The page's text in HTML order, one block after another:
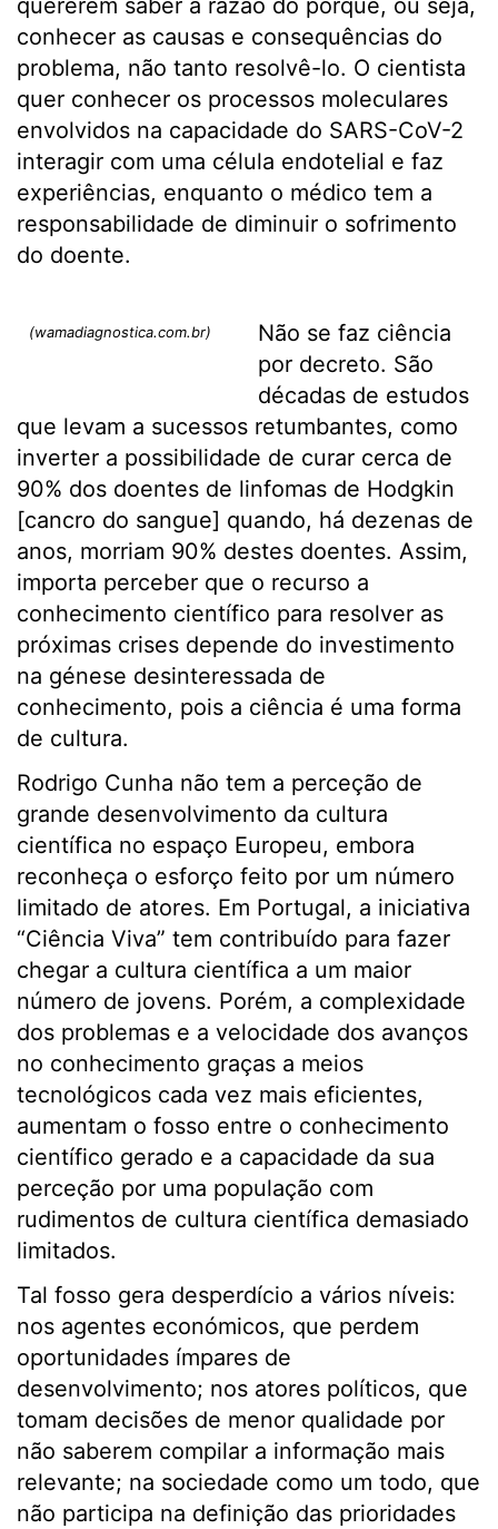
quererem saber a razão do porquê, ou seja,
conhecer as causas e consequências do
problema, não tanto resolvê-lo. O cientista
quer conhecer os processos moleculares
envolvidos na capacidade do SARS-CoV-2
interagir com uma célula endotelial e faz
experiências, enquanto o médico tem a
responsabilidade de diminuir o sofrimento
do doente.
(wamadiagnostica.com.br)
Não se faz ciência
por decreto. São
décadas de estudos
que levam a sucessos retumbantes, como
inverter a possibilidade de curar cerca de
90% dos doentes de linfomas de Hodgkin
[cancro do sangue] quando, há dezenas de
anos, morriam 90% destes doentes. Assim,
importa perceber que o recurso a
conhecimento científico para resolver as
próximas crises depende do investimento
na génese desinteressada de
conhecimento, pois a ciência é uma forma
de cultura.
Rodrigo Cunha não tem a perceção de
grande desenvolvimento da cultura
científica no espaço Europeu, embora
reconheça o esforço feito por um número
limitado de atores. Em Portugal, a iniciativa
“Ciência Viva” tem contribuído para fazer
chegar a cultura científica a um maior
número de jovens. Porém, a complexidade
dos problemas e a velocidade dos avanços
no conhecimento graças a meios
tecnológicos cada vez mais eficientes,
aumentam o fosso entre o conhecimento
científico gerado e a capacidade da sua
perceção por uma população com
rudimentos de cultura científica demasiado
limitados.
Tal fosso gera desperdício a vários níveis:
nos agentes económicos, que perdem
oportunidades ímpares de
desenvolvimento; nos atores políticos, que
tomam decisões de menor qualidade por
não saberem compilar a informação mais
relevante; na sociedade como um todo, que
não participa na definição das prioridades